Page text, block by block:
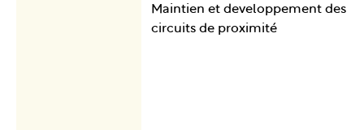
Maintien et developpement des
circuits de proximité